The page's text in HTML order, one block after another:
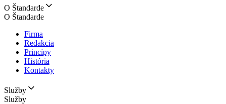
O Štandarde
O Štandarde
Firma
Redakcia
Princípy
História
Kontakty
Služby
Služby